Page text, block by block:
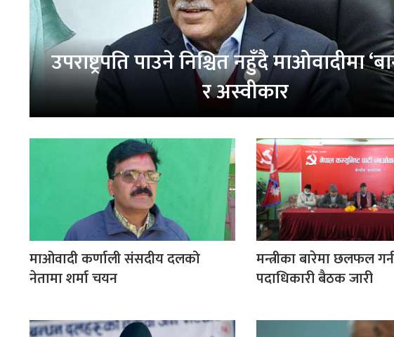
उपराष्ट्रपति पाउने निश्चित नहुँदै माओवादीमा
र अस्वीकार
माओवादी कर्णाली संसदीय दलको
नेतामा शर्मा चयन
मन्त्रीका बारेमा छलफल
पदाधिकारी बैठक जारी